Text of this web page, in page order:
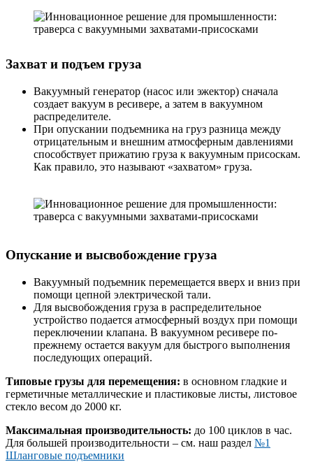
Захват и подъем груза
Вакуумный генератор (насос или эжектор) сначала
создает вакуум в ресивере, а затем в вакуумном
распределителе.
При опускании подъемника на груз разница между
отрицательным и внешним атмосферным давлениями
способствует прижатию груза к вакуумным присоскам.
Как правило, это называют «захватом» груза.
Опускание и высвобождение груза
Вакуумный подъемник перемещается вверх и вниз при
помощи цепной электрической тали.
Для высвобождения груза в распределительное
устройство подается атмосферный воздух при помощи
переключении клапана. В вакуумном ресивере по-
прежнему остается вакуум для быстрого выполнения
последующих операций.
Типовые грузы для перемещения: в основном гладкие и
герметичные металлические и пластиковые листы, листовое
стекло весом до 2000 кг.
Максимальная производительность: до 100 циклов в час.
Для большей производительности – см. наш раздел №1
Шланговые подъемники